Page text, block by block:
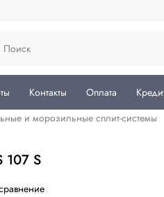
Контакты Оплата
и морозильные сплит-системы
107 S